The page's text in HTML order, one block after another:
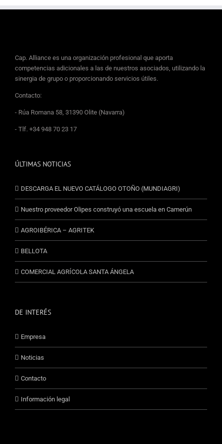
Cap. Alliance es una organización profesional que aporta
competencias adicionales a las de nuestros asociados, utilizando la
sinergia de grupo o proporcionando servicios útiles.
Contacto:
- Rúa Romana 58, 31390 Olite (Navarra)
- Tlf. +34 948 70 23 17
ÚLTIMAS NOTICIAS
DESCARGA EL NUEVO CATÁLOGO OTOÑO (MUNDIAGRI)
Nuestro proveedor Olipes construyó una escuela en Camerún
AGROIBÉRICA – AGRITEK
BELLOTA
COMERCIAL AGRÍCOLA SANTA ÁNGELA
DE INTERÉS
Empresa
Noticias
Contacto
Información legal